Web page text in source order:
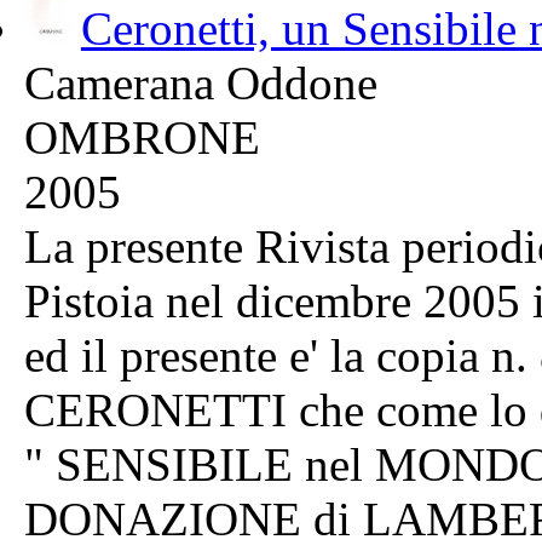
Ceronetti, un Sensibile
Camerana Oddone
OMBRONE
2005
La presente Rivista
Pistoia nel dicembre 2005
ed il presente e' la copia
CERONETTI che come lo
" SENSIBILE nel
DONAZIONE di